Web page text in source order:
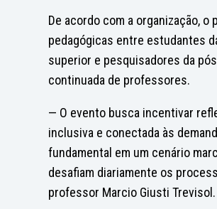
De acordo com a organização,
pedagógicas entre estudantes
superior e pesquisadores da
continuada de professores.
— O evento busca incentivar
inclusiva e conectada às
fundamental em um cenário
desafiam diariamente os
professor Marcio Giusti Trevisol.